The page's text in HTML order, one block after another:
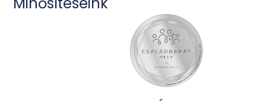
Adatvédelmi tájékoztatótelolvastam,
megértettem, elfogadom. Hozzájárulok a hírlevelek